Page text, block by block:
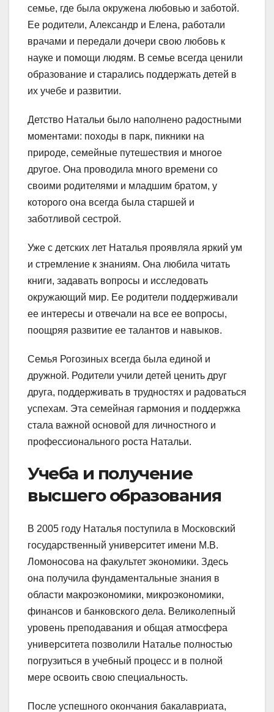
семье, где была окружена любовью и заботой.
Ее родители, Александр и Елена, работали
врачами и передали дочери свою любовь к
науке и помощи людям. В семье всегда ценили
образование и старались поддержать детей в
их учебе и развитии.
Детство Натальи было наполнено радостными
моментами: походы в парк, пикники на
природе, семейные путешествия и многое
другое. Она проводила много времени со
своими родителями и младшим братом, у
которого она всегда была старшей и
заботливой сестрой.
Уже с детских лет Наталья проявляла яркий ум
и стремление к знаниям. Она любила читать
книги, задавать вопросы и исследовать
окружающий мир. Ее родители поддерживали
ее интересы и отвечали на все ее вопросы,
поощряя развитие ее талантов и навыков.
Семья Рогозиных всегда была единой и
дружной. Родители учили детей ценить друг
друга, поддерживать в трудностях и радоваться
успехам. Эта семейная гармония и поддержка
стала важной основой для личностного и
профессионального роста Натальи.
Учеба и получение
высшего образования
В 2005 году Наталья поступила в Московский
государственный университет имени М.В.
Ломоносова на факультет экономики. Здесь
она получила фундаментальные знания в
области макроэкономики, микроэкономики,
финансов и банковского дела. Великолепный
уровень преподавания и общая атмосфера
университета позволили Наталье полностью
погрузиться в учебный процесс и в полной
мере освоить свою специальность.
После успешного окончания бакалавриата,